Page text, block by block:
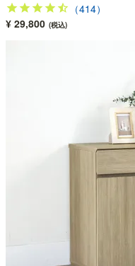
（414）
¥ 29,800 (税込)